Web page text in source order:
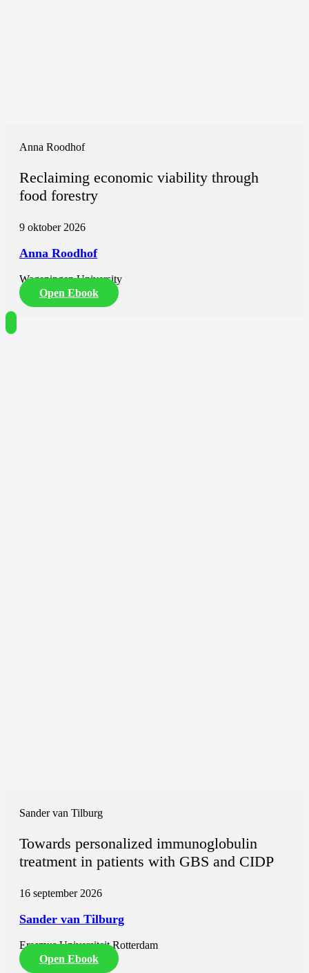
Anna Roodhof
Reclaiming economic viability through
food forestry
9 oktober 2026
Anna Roodhof
Wageningen University
Open Ebook
Sander van Tilburg
Towards personalized immunoglobulin
treatment in patients with GBS and CIDP
16 september 2026
Sander van Tilburg
Erasmus Universiteit Rotterdam
Open Ebook